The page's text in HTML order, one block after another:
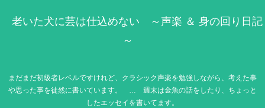
老いた犬に芸は仕込めない ～声楽 ＆ 身の回り日記
～
まだまだ初級者レベルですけれど、クラシック声楽を勉強しながら、考えた事
や思った事を徒然に書いています。 … 週末は金魚の話をしたり、ちょっと
したエッセイを書いてます。